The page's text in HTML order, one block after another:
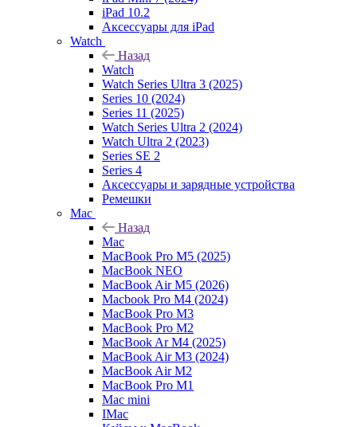
iPad 10.2
Аксессуары для iPad
Watch
Назад
Watch
Watch Series Ultra 3 (2025)
Series 10 (2024)
Series 11 (2025)
Watch Series Ultra 2 (2024)
Watch Ultra 2 (2023)
Series SE 2
Series 4
Аксессуары и зарядные устройства
Ремешки
Mac
Назад
Mac
MacBook Pro M5 (2025)
MacBook NEO
MacBook Air M5 (2026)
Macbook Pro M4 (2024)
MacBook Pro M3
MacBook Pro M2
MacBook Ar M4 (2025)
MacBook Air M3 (2024)
MacBook Air M2
MacBook Pro M1
Mac mini
IMac